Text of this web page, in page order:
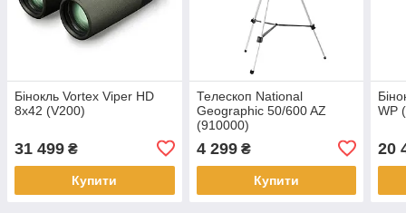
Бінокль Vortex Viper HD
8x42 (V200)
31 499 ₴
Купити
Телескоп National
Geographic 50/600 AZ
(910000)
4 299₴
Купити
WP
20